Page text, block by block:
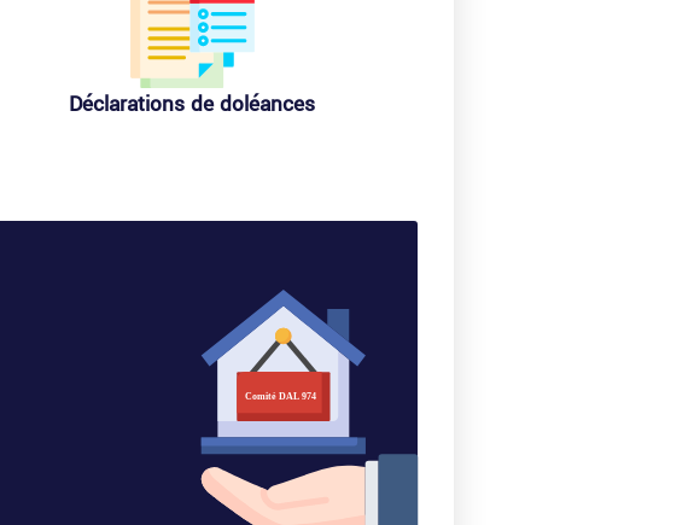
Déclarations de doléances​
Comité DAL 974